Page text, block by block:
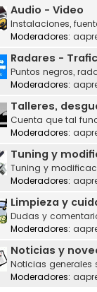
Audio - Video
Instalaciones,
Moderadores:
Radares -
Puntos negros,
Moderadores:
Talleres,
Cuenta que tal
Moderadores:
Tuning y
Tuning y
Moderadores:
Limpieza y
Dudas y
Moderadores:
Noticias y
Noticias generales
Moderadores: